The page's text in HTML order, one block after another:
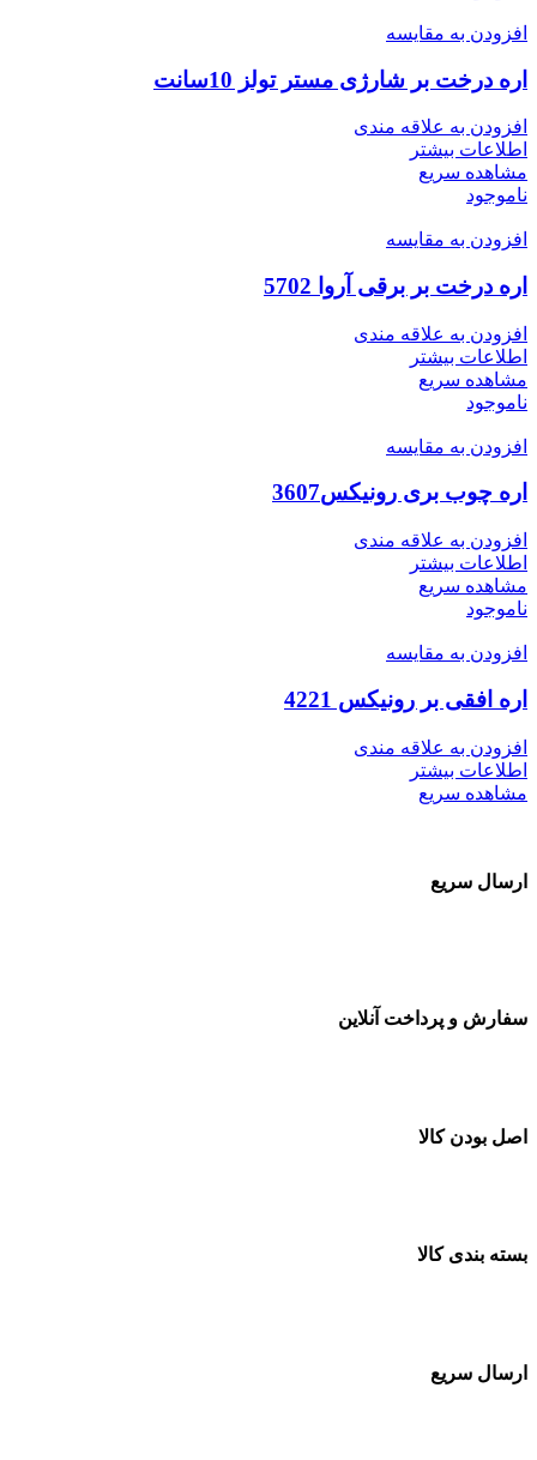
افزودن به مقایسه
اره درخت بر شارژی مستر تولز 10سانت
افزودن به علاقه مندی
اطلاعات بیشتر
مشاهده سریع
ناموجود
افزودن به مقایسه
اره درخت بر برقی آروا 5702
افزودن به علاقه مندی
اطلاعات بیشتر
مشاهده سریع
ناموجود
افزودن به مقایسه
اره چوب بری رونیکس3607
افزودن به علاقه مندی
اطلاعات بیشتر
مشاهده سریع
ناموجود
افزودن به مقایسه
اره افقی بر رونیکس 4221
افزودن به علاقه مندی
اطلاعات بیشتر
مشاهده سریع
ارسال سریع
سفارش و پرداخت آنلاین
اصل بودن کالا
بسته بندی کالا
ارسال سریع